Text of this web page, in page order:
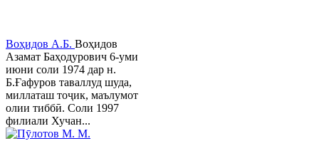
Воҳидов А.Б. Воҳидов
Азамат Баҳодурович 6-уми
июни соли 1974 дар н.
Б.Ғафуров таваллуд шуда,
миллаташ тоҷик, маълумот
олии тиббӣ. Соли 1997
филиали Хучан...